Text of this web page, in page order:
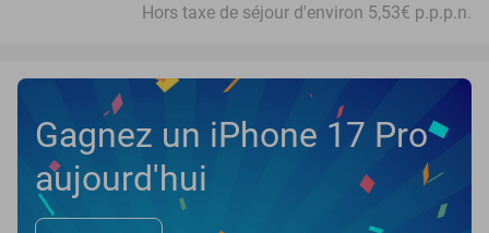
Hors taxe de séjour d'environ 5,53€ p.p.p.n.
Gagnez un iPhone 17 Pro
aujourd'hui